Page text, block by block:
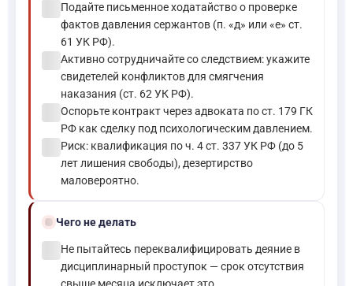
Подайте письменное ходатайство о проверке
фактов давления сержантов (п. «д» или «е» ст.
61 УК РФ).
Активно сотрудничайте со следствием: укажите
свидетелей конфликтов для смягчения
наказания (ст. 62 УК РФ).
Оспорьте контракт через адвоката по ст. 179 ГК
РФ как сделку под психологическим давлением.
Риск: квалификация по ч. 4 ст. 337 УК РФ (до 5
лет лишения свободы), дезертирство
маловероятно.
block Чего не делать
Не пытайтесь переквалифицировать деяние в
дисциплинарный проступок — срок отсутствия